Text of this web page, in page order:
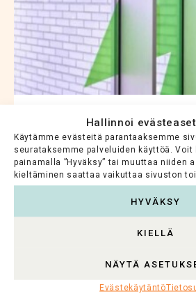
Hallinnoi
Käytämme evästeitä parantaaksemme
seurataksemme palveluiden käyttöä. Voit
painamalla ”Hyväksy” tai muuttaa niiden
kieltäminen saattaa vaikuttaa sivuston
HYVÄKSY
KIELLÄ
NÄYTÄ
Evästekäytäntö
Voimakas immuunivaste
ärhäkästä rintasyövästä
riskipotilaat ja kohdistamaan
Lue koko artikkeli >